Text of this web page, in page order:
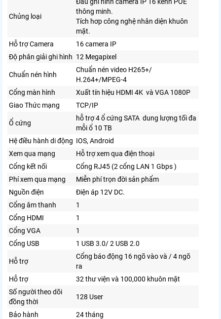
Chủng loại
thông minh.
Tích hơp công nghệ nhân diện khuôn
mặt.
Hỗ trợ Camera
16 camera IP
Độ phân giải ghi hình 12 Megapixel
Chuẩn nén hình
Chuẩn nén video H265+/
H.264+/MPEG-4
Cổng màn hình
Xuất tín hiệu HDMI 4K và VGA 1080P
Giao Thức mạng
TCP/IP
Ổ cứng
hỗ trợ 4 ổ cứng SATA dung lượng tối đa
mỗi ổ 10 TB
Hệ điều hành di động IOS, Android
Xem qua mạng
Hỗ trợ xem qua điện thoại
Cổng kết nối
Cổng RJ45 (2 cổng LAN 1 Gbps )
Phí xem qua mạng
Miễn phí trọn đời sản phẩm
Nguồn điện
Điện áp 12V DC.
Cổng âm thanh
1
Cổng HDMI
1
Cổng VGA
1
Cổng USB
1 USB 3.0/ 2 USB 2.0
Hỗ trợ
Cổng báo động 16 ngõ vào và / 4 ngõ
ra
Hỗ trợ
32 thư viện và 100,000 khuôn mặt
Số người theo dõi
đồng thời
128 User
Bảo hành
24 tháng